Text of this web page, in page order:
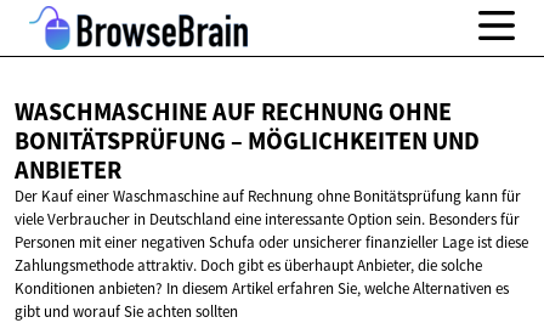
WASCHMASCHINE AUF RECHNUNG OHNE
BONITÄTSPRÜFUNG – MÖGLICHKEITEN UND
ANBIETER
Der Kauf einer Waschmaschine auf Rechnung ohne Bonitätsprüfung kann für
viele Verbraucher in Deutschland eine interessante Option sein. Besonders für
Personen mit einer negativen Schufa oder unsicherer finanzieller Lage ist diese
Zahlungsmethode attraktiv. Doch gibt es überhaupt Anbieter, die solche
Konditionen anbieten? In diesem Artikel erfahren Sie, welche Alternativen es
gibt und worauf Sie achten sollten